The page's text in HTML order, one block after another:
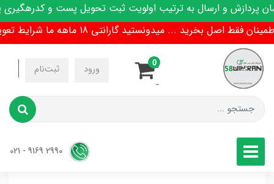
و ارسال به ترتیب اولویت ثبت تحویل پست و کدرهگیری
اصل بخرید ... میدونستید گارانتی 18 ماهه ما شرایط تعویض هم داره !
ورود ثبت‌نام
-
-
0